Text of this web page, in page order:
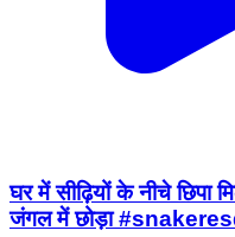
घर में सीढ़ियों के नीचे छिपा
जंगल में छोड़ा